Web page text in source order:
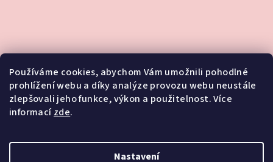
Používáme cookies, abychom Vám umožnili pohodlné
prohlížení webu a díky analýze provozu webu neustále
zlepšovali jeho funkce, výkon a použitelnost. Více
informacízde.
Nastavení
Sledovat na Instagramu